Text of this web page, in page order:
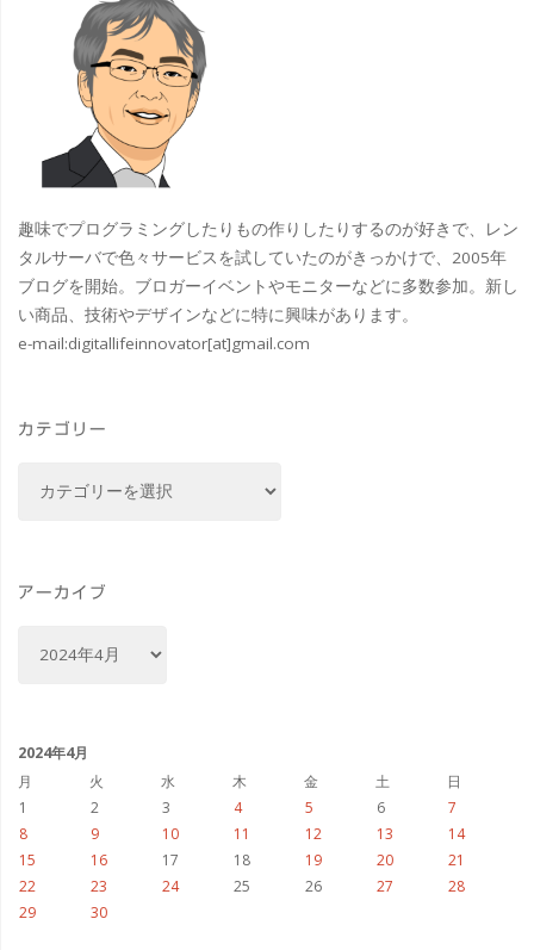
記
念
ミ
ニ
イ
ブ
#BiS
メ
趣味でプログラミングしたりもの作りしたりするのが好きで、レン
タルサーバで色々サービスを試していたのがきっかけで、2005年
ブログを開始。ブロガーイベントやモニターなどに多数参加。新し
い商品、技術やデザインなどに特に興味があります。
e-mail:digitallifeinnovator[at]gmail.com
カテゴリー
ー
アーカイブ
ブ
2024年4月
月
火 水 木 金 土
日
1
2 3 4 5 6
7
8
9 10 11 12 13
14
15
16 17 18 19 20
21
22
23 24 25 26 27
28
29
30